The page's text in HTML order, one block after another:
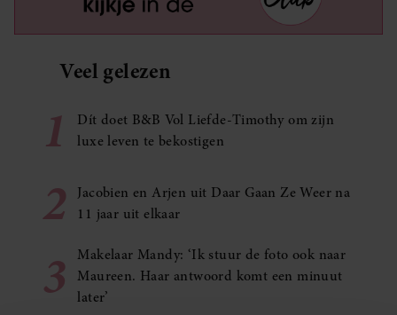
Veel gelezen
1
Dít doet B&B Vol Liefde-Timothy om zijn
luxe leven te bekostigen
2
Jacobien en Arjen uit Daar Gaan Ze Weer na
11 jaar uit elkaar
3
Makelaar Mandy: ‘Ik stuur de foto ook naar
Maureen. Haar antwoord komt een minuut
later’